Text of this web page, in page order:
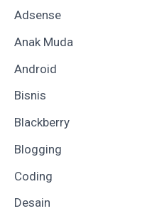
Adsense
Anak Muda
Android
Bisnis
Blackberry
Blogging
Coding
Desain